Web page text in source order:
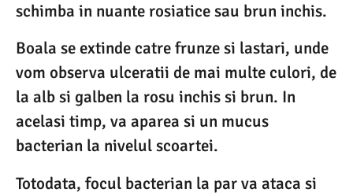
schimba in nuante rosiatice sau brun inchis.
Boala se extinde catre frunze si lastari, unde
vom observa ulceratii de mai multe culori, de
la alb si galben la rosu inchis si brun. In
acelasi timp, va aparea si un mucus
bacterian la nivelul scoartei.
Totodata, focul bacterian la par va ataca si